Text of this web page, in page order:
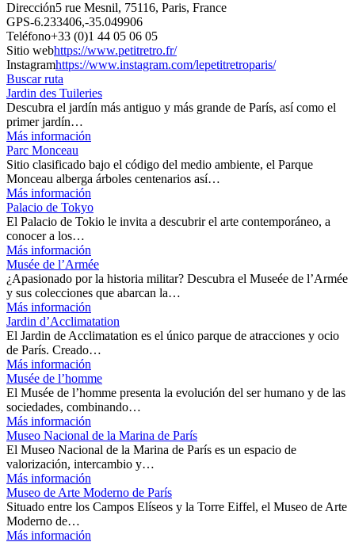
Dirección5 rue Mesnil, 75116, Paris, France
GPS-6.233406,-35.049906
Teléfono+33 (0)1 44 05 06 05
Sitio webhttps://www.petitretro.fr/
Instagramhttps://www.instagram.com/lepetitretroparis/
Buscar ruta
Jardin des Tuileries
Descubra el jardín más antiguo y más grande de París, así como el
primer jardín…
Más información
Parc Monceau
Sitio clasificado bajo el código del medio ambiente, el Parque
Monceau alberga árboles centenarios así…
Más información
Palacio de Tokyo
El Palacio de Tokio le invita a descubrir el arte contemporáneo, a
conocer a los…
Más información
Musée de l’Armée
¿Apasionado por la historia militar? Descubra el Museée de l’Armée
y sus colecciones que abarcan la…
Más información
Jardin d’Acclimatation
El Jardin de Acclimatation es el único parque de atracciones y ocio
de París. Creado…
Más información
Musée de l’homme
El Musée de l’homme presenta la evolución del ser humano y de las
sociedades, combinando…
Más información
Museo Nacional de la Marina de París
El Museo Nacional de la Marina de París es un espacio de
valorización, intercambio y…
Más información
Museo de Arte Moderno de París
Situado entre los Campos Elíseos y la Torre Eiffel, el Museo de Arte
Moderno de…
Más información